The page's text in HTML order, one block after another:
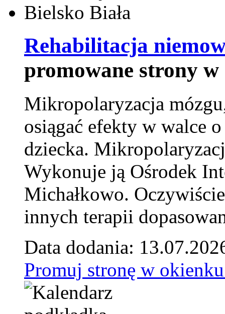
Rehabilitacja
promowane strony
Mikropolaryzacja
osiągać efekty w walce
dziecka.
Wykonuje ją Ośrodek
Michałkowo.
innych terapii
Data dodania:
Promuj stronę w